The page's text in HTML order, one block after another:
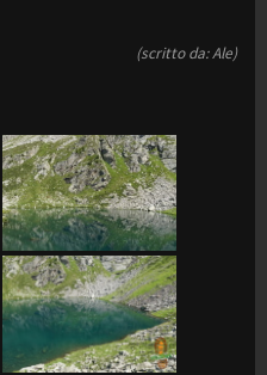
(scritto da: Ale)